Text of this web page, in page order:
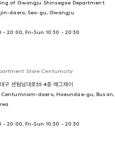
of Gwangju Shinsegae Department
daero, Seo-gu, Gwangju
- 20:00, Fri-Sun: 10:30 - 20:30
Store Centumcity
구 센텀남대로35 4층 매그제이
Centumnam-daero, Haeundae-gu, Busan,
- 20:00, Fri-Sun: 10:30 - 20:30